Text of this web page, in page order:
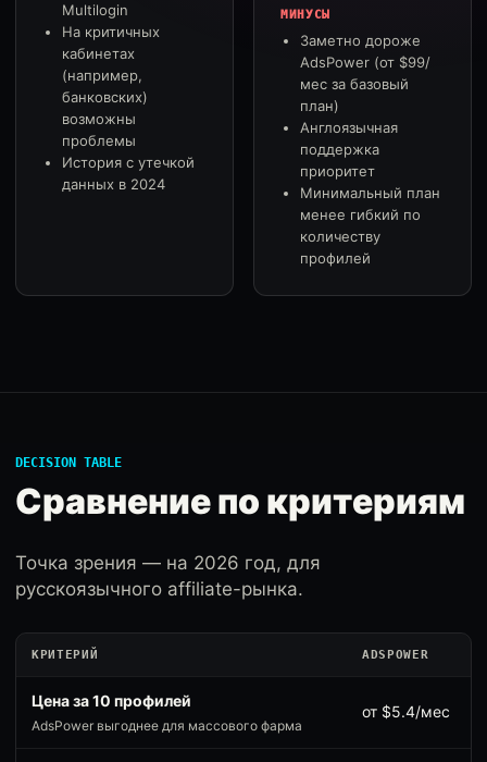
Multilogin
На критичных
кабинетах
(например,
банковских)
возможны
проблемы
История с утечкой
данных в 2024
МИНУСЫ
Заметно дороже
AdsPower (от $99/
мес за базовый
план)
Англоязычная
поддержка
приоритет
Минимальный план
менее гибкий по
количеству
профилей
DECISION TABLE
Сравнение по критериям
Точка зрения — на 2026 год, для
русскоязычного affiliate-рынка.
КРИТЕРИЙ ADSPOWER
Цена за 10 профилей
AdsPower выгоднее для массового фарма
от $5.4/мес